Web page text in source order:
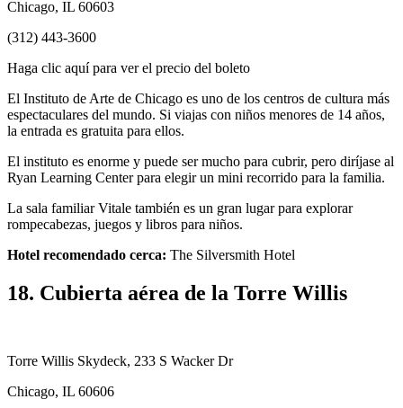
Chicago, IL 60603
(312) 443-3600
Haga clic aquí para ver el precio del boleto
El Instituto de Arte de Chicago es uno de los centros de cultura más
espectaculares del mundo. Si viajas con niños menores de 14 años,
la entrada es gratuita para ellos.
El instituto es enorme y puede ser mucho para cubrir, pero diríjase al
Ryan Learning Center para elegir un mini recorrido para la familia.
La sala familiar Vitale también es un gran lugar para explorar
rompecabezas, juegos y libros para niños.
Hotel recomendado cerca: The Silversmith Hotel
18. Cubierta aérea de la Torre Willis
Torre Willis Skydeck, 233 S Wacker Dr
Chicago, IL 60606